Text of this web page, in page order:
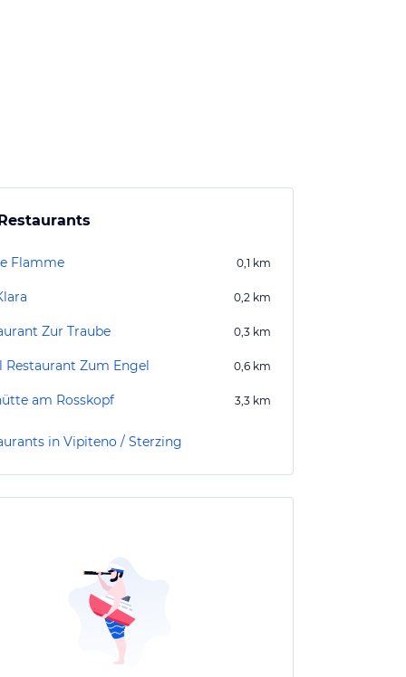
Flamme 0,1 km
0,2 km
Zur Traube 0,3 km
Restaurant Zum Engel 0,6 km
am Rosskopf 3,3 km
in Vipiteno / Sterzing